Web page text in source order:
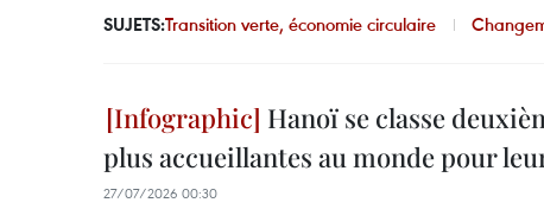
SUJETS:Transition verte, économie circulaire
Hanoï se classe
plus accueillantes au monde pour
27/07/2026 00:30